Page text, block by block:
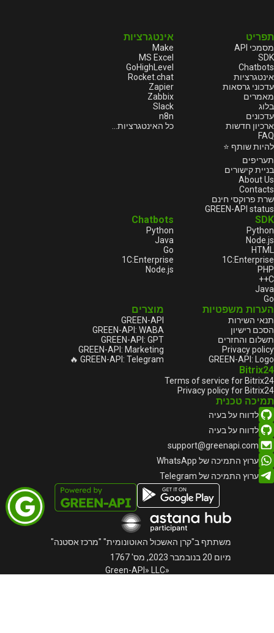
תפריט
מסמכי API
SDK
Chatbots
אינטגרציות
עדכוני גרסאות
מאמרים
בלוג
עדכונים
ארכיון חדשות
FAQ
להיות שותף ⭐
תעריפים
בניית קישורים
About Us
Contacts
שרת פרוקסי חינם
GREEN-API status
אינטגרציות
Make
MS Excel
GoHighLevel
Rocket.chat
Zapier
Zabbix
Slack
n8n
כל האינטגרציות...
SDK
Python
Node.js
HTML
1С:Enterprise
PHP
C++
Java
Go
Chatbots
Python
Java
Go
1С:Enterprise
Node.js
הערות משפטיות
תנאי השירות
הסכם רישיון
תשלום והחזרים
Privacy policy
GREEN-API: Logo
Bitrix24
Terms of service for Bitrix24
Privacy policy for Bitrix24
מוצרים
GREEN-API
GREEN-API: WABA
GREEN-API: GPT
GREEN-API: Marketing
GREEN-API: Telegram 🔥
תמיכה טכנית
לדווח על בעיה
לדווח על בעיה
support@greenapi.com
ערוץ התמיכה של WhatsApp
ערוץ התמיכה של Telegram
«Green-API» LLC
משתתף ב"קרן האשכול האוטונומית" "מרכז אסטנה"
מיום 20 בנובמבר 2023, מס' 1767